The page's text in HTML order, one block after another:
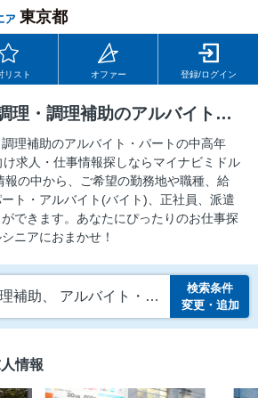
東京都
リスト オファー 登録/ログイン
東京都小平市の調理・調理補助のアルバイト・パートの求人
理補助のアルバイト・パートの中⾼年
求⼈・仕事情報探しならマイナビミドル
報の中から、ご希望の勤務地や職種、給
ト・アルバイト(バイト)、正社員、派遣
できます。あなたにぴったりのお仕事探
ニアにおまかせ！
小平市、 調理・調理補助、 アルバイト・パート
検索条件
変更・追加
情報